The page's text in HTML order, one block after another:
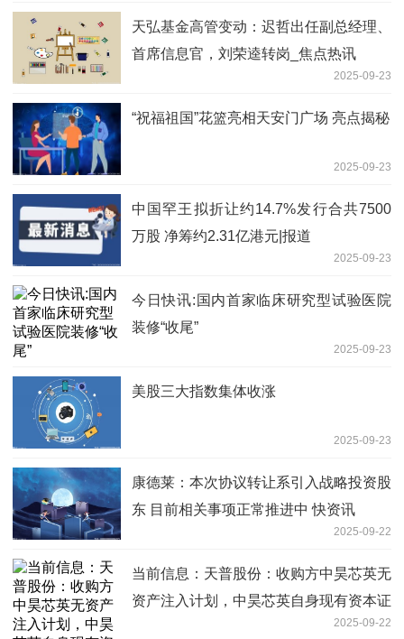
天弘基金高管变动：迟哲出任副总经理、
首席信息官，刘荣逵转岗_焦点热讯
2025-09-23
“祝福祖国”花篮亮相天安门广场 亮点揭秘
2025-09-23
中国罕王拟折让约14.7%发行合共7500
万股 净筹约2.31亿港元|报道
2025-09-23
今日快讯:国内首家临床研究型试验医院
装修“收尾”
2025-09-23
美股三大指数集体收涨
2025-09-23
康德莱：本次协议转让系引入战略投资股
东 目前相关事项正常推进中 快资讯
2025-09-22
当前信息：天普股份：收购方中昊芯英无
资产注入计划，中昊芯英自身现有资本证
券化路径亦与本次收购上市公司无关2025-09-22